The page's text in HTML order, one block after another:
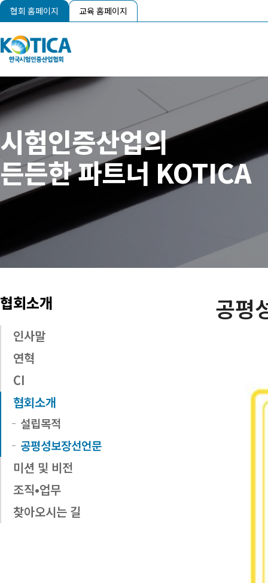
협회 홈페이지 교육 홈페이지
시험인증산업의
든든한 파트너 KOTICA
협회소개
인사말
연혁
CI
협회소개
설립목적
공평성보장선언문
미션 및 비전
조직•업무
찾아오시는 길
공평